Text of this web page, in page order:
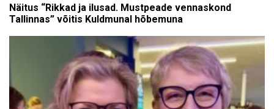
Näitus “Rikkad ja ilusad. Mustpeade vennaskond
Tallinnas” võitis Kuldmunal hõbemuna